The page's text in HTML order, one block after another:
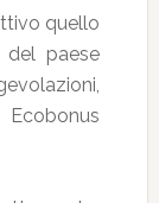
quello
del paese